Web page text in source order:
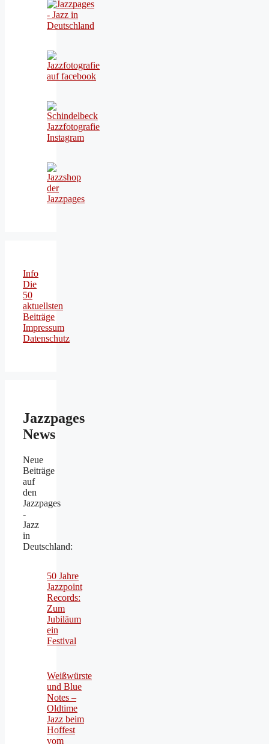
Info
Die
50
aktuellsten
Beiträge
Impressum
Datenschutz
Jazzpages
News
Neue
Beiträge
auf
den
Jazzpages
-
Jazz
in
Deutschland:
50 Jahre
Jazzpoint
Records:
Zum
Jubiläum
ein
Festival
Weißwürste
und Blue
Notes –
Oldtime
Jazz beim
Hoffest
vom